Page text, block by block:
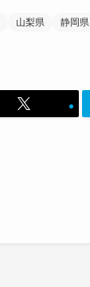
山梨県 静岡県